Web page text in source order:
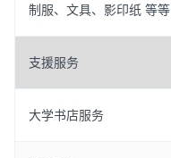
制服、文具、影印纸 等等
支援服务
大学书店服务